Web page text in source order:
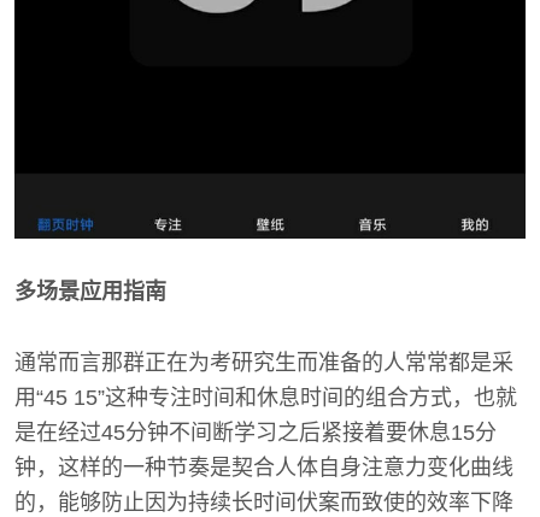
多场景应用指南
通常而言那群正在为考研究生而准备的人常常都是采
用“45 15”这种专注时间和休息时间的组合方式，也就
是在经过45分钟不间断学习之后紧接着要休息15分
钟，这样的一种节奏是契合人体自身注意力变化曲线
的，能够防止因为持续长时间伏案而致使的效率下降